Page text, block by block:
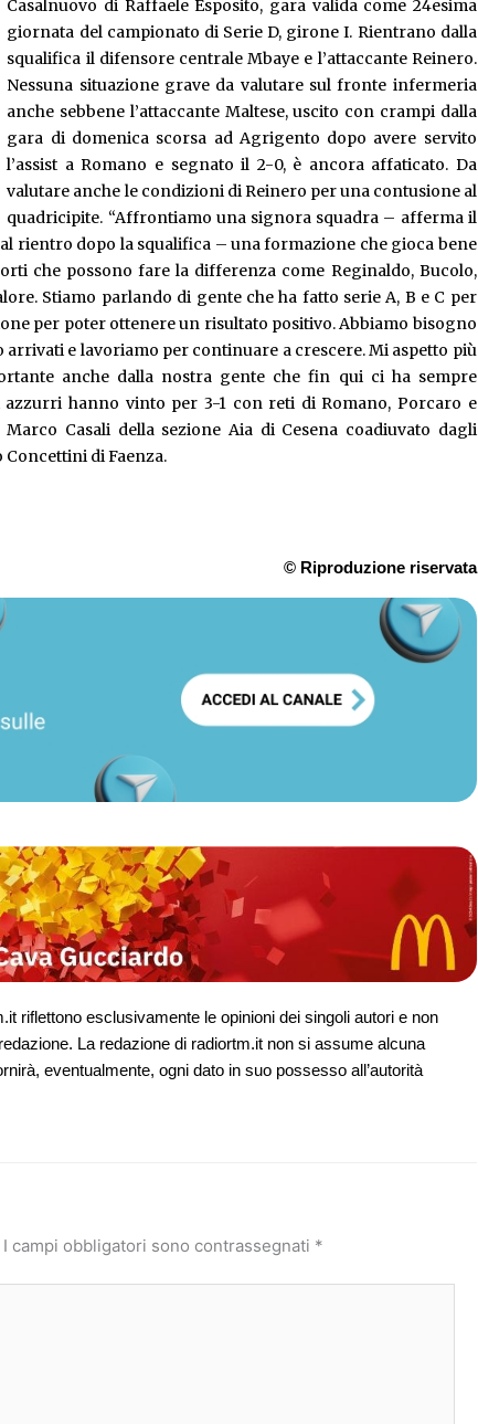
Casalnuovo di Raffaele Esposito, gara valida come 24esima
giornata del campionato di Serie D, girone I. Rientrano dalla
squalifica il difensore centrale Mbaye e l’attaccante Reinero.
Nessuna situazione grave da valutare sul fronte infermeria
anche sebbene l’attaccante Maltese, uscito con crampi dalla
gara di domenica scorsa ad Agrigento dopo avere servito
l’assist a Romano e segnato il 2-0, è ancora affaticato. Da
valutare anche le condizioni di Reinero per una contusione al
quadricipite. “Affrontiamo una signora squadra – afferma il
rientro dopo la squalifica – una formazione che gioca bene
che possono fare la differenza come Reginaldo, Bucolo,
Stiamo parlando di gente che ha fatto serie A, B e C per
per poter ottenere un risultato positivo. Abbiamo bisogno
e lavoriamo per continuare a crescere. Mi aspetto più
anche dalla nostra gente che fin qui ci ha sempre
azzurri hanno vinto per 3-1 con reti di Romano, Porcaro e
Casali della sezione Aia di Cesena coadiuvato dagli
di Faenza.
© Riproduzione riservata
riflettono esclusivamente le opinioni dei singoli autori e non
La redazione di radiortm.it non si assume alcuna
eventualmente, ogni dato in suo possesso all’autorità
I campi obbligatori sono contrassegnati *